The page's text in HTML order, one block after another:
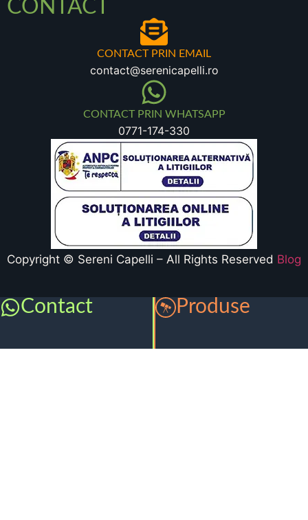
CONTACT
CONTACT PRIN EMAIL
contact@serenicapelli.ro
CONTACT PRIN WHATSAPP
0771-174-330
Copyright © Sereni Capelli – All Rights Reserved Blog
Contact Produse